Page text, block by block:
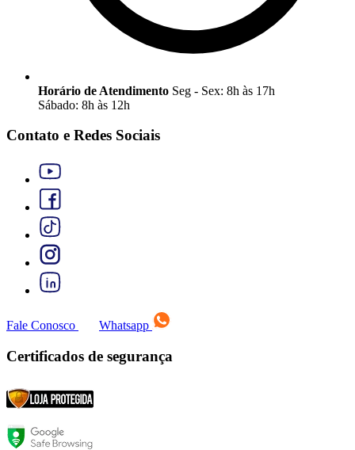
Horário de Atendimento Seg - Sex: 8h às 17h
Sábado: 8h às 12h
Contato e Redes Sociais
Fale Conosco Whatsapp
Certificados de segurança